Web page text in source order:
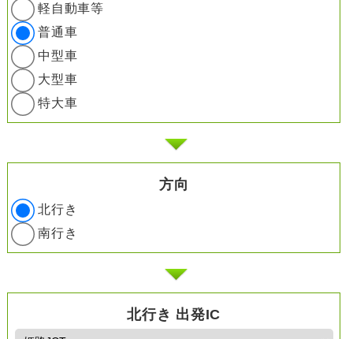
軽自動車等
普通車
中型車
大型車
特大車
方向
北行き
南行き
北行き 出発IC